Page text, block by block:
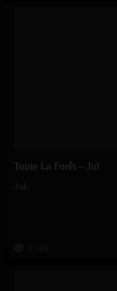
Toute La Forêt – Jul